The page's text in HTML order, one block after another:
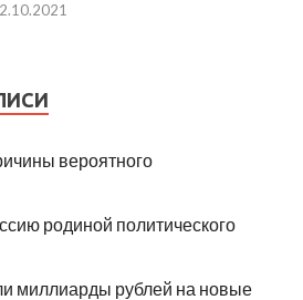
вероятного
родиной политического
миллиарды рублей на новые